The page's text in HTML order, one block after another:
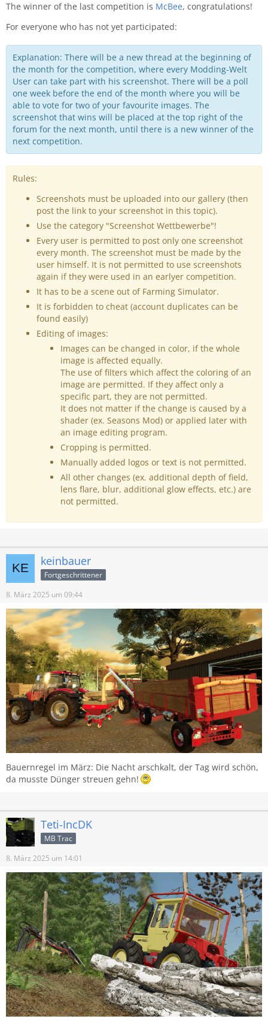
The winner of the last competition is McBee, congratulations!
For everyone who has not yet participated:
Explanation: There will be a new thread at the beginning of
the month for the competition, where every Modding-Welt
User can take part with his screenshot. There will be a poll
one week before the end of the month where you will be
able to vote for two of your favourite images. The
screenshot that wins will be placed at the top right of the
forum for the next month, until there is a new winner of the
next competition.
Rules:
Screenshots must be uploaded into our gallery (then
post the link to your screenshot in this topic).
Use the category "Screenshot Wettbewerbe"!
Every user is permitted to post only one screenshot
every month. The screenshot must be made by the
user himself. It is not permitted to use screenshots
again if they were used in an earlyer competition.
It has to be a scene out of Farming Simulator.
It is forbidden to cheat (account duplicates can be
found easily)
Editing of images:
Images can be changed in color, if the whole
image is affected equally.
The use of filters which affect the coloring of an
image are permitted. If they affect only a
specific part, they are not permitted.
It does not matter if the change is caused by a
shader (ex. Seasons Mod) or applied later with
an image editing program.
Cropping is permitted.
Manually added logos or text is not permitted.
All other changes (ex. additional depth of field,
lens flare, blur, additional glow effects, etc.) are
not permitted.
keinbauer
Fortgeschrittener
8. März 2025 um 09:44
Bauernregel im März: Die Nacht arschkalt, der Tag wird schön,
da musste Dünger streuen gehn!
Teti-IncDK
MB Trac
8. März 2025 um 14:01